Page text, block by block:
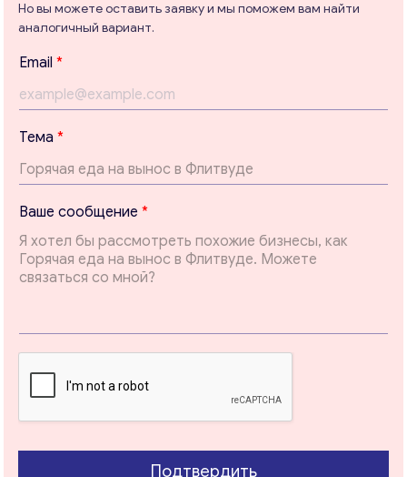
Консультация
Email*
Ваши комментарии*
Но вы можете оставить заявку и мы поможем вам найти
аналогичный вариант.
*
Т
е
м
а
*
Email *
Тема *
Ваше сообщение *
Подтвердить